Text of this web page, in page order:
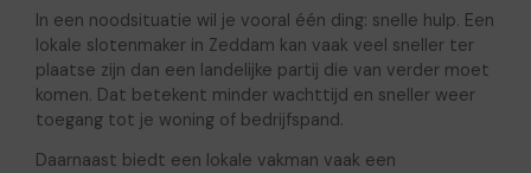
In een noodsituatie wil je vooral één ding: snelle hulp. Een
lokale slotenmaker in Zeddam kan vaak veel sneller ter
plaatse zijn dan een landelijke partij die van verder moet
komen. Dat betekent minder wachttijd en sneller weer
toegang tot je woning of bedrijfspand.
Daarnaast biedt een lokale vakman vaak een